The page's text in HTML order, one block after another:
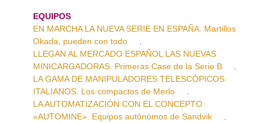
EQUIPOS
EN MARCHA LA NUEVA SERIE EN ESPAÑA. Martillos
Okada, pueden con todo
LLEGAN AL MERCADO ESPAÑOL LAS NUEVAS
MINICARGADORAS. Primeras Case de la Serie B
LA GAMA DE MANIPULADORES TELESCÓPICOS
ITALIANOS. Los compactos de Merlo
LA AUTOMATIZACIÓN CON EL CONCEPTO
«AUTOMINE». Equipos autónomos de Sandvik